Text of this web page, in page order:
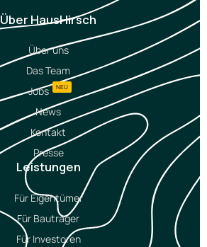
Über HausHirsch
Über uns
Das Team
Jobs
NEU
News
Kontakt
Presse
Leistungen
Für Eigentümer
Für Bauträger
Für Investoren